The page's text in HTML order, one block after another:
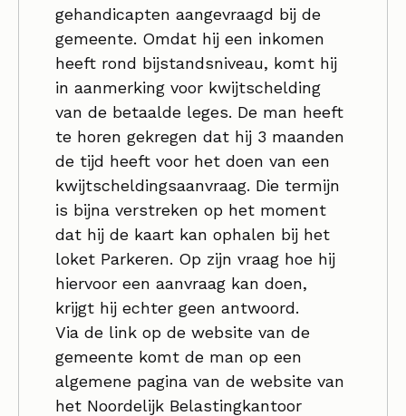
gehandicapten aangevraagd bij de
gemeente. Omdat hij een inkomen
heeft rond bijstandsniveau, komt hij
in aanmerking voor kwijtschelding
van de betaalde leges. De man heeft
te horen gekregen dat hij 3 maanden
de tijd heeft voor het doen van een
kwijtscheldingsaanvraag. Die termijn
is bijna verstreken op het moment
dat hij de kaart kan ophalen bij het
loket Parkeren. Op zijn vraag hoe hij
hiervoor een aanvraag kan doen,
krijgt hij echter geen antwoord.
Via de link op de website van de
gemeente komt de man op een
algemene pagina van de website van
het Noordelijk Belastingkantoor